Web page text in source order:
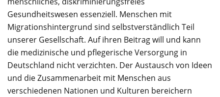
Gesundheitswesen essenziell. Menschen mit
Migrationshintergrund sind selbstverständlich Teil
unserer Gesellschaft. Auf ihren Beitrag will und kann
die medizinische und pflegerische Versorgung in
Deutschland nicht verzichten. Der Austausch von Ideen
und die Zusammenarbeit mit Menschen aus
verschiedenen Nationen und Kulturen bereichern